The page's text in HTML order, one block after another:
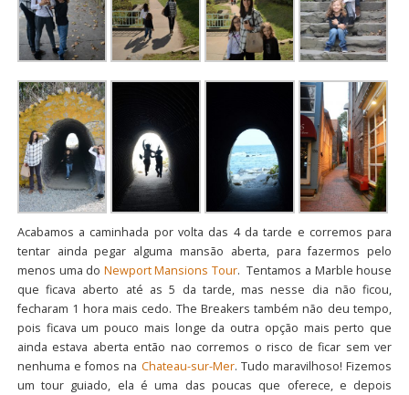
Acabamos a caminhada por volta das 4 da tarde e corremos para
tentar ainda pegar alguma mansão aberta, para fazermos pelo
menos uma do Newport Mansions Tour. Tentamos a Marble house
que ficava aberto até as 5 da tarde, mas nesse dia não ficou,
fecharam 1 hora mais cedo. The Breakers também não deu tempo,
pois ficava um pouco mais longe da outra opção mais perto que
ainda estava aberta então nao corremos o risco de ficar sem ver
nenhuma e fomos na Chateau-sur-Mer. Tudo maravilhoso! Fizemos
um tour guiado, ela é uma das poucas que oferece, e depois